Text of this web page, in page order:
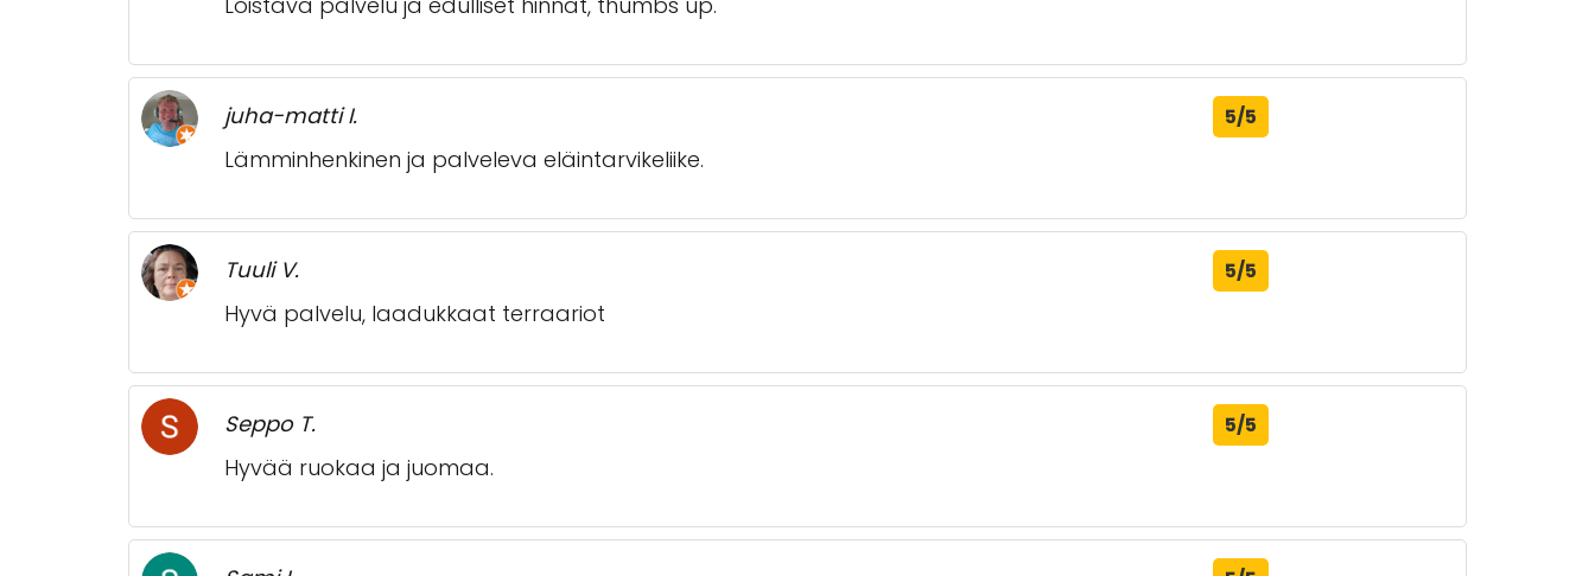
juha-matti I. 5/5
Lämminhenkinen ja palveleva eläintarvikeliike.
Tuuli V. 5/5
Hyvä palvelu, laadukkaat terraariot
Seppo T. 5/5
Hyvää ruokaa ja juomaa.